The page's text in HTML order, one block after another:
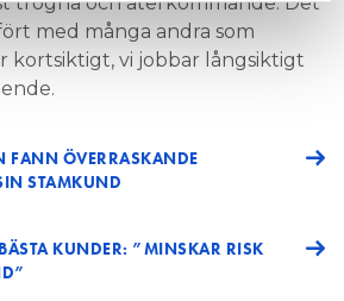
till Youtube och alla mediala
förskönas hur enkelt det är att
Det är nästan så att man
kan och känner en press att
men man ska tänka tvärtom.
något i trycksatta
blir det väldigt stora
med många andra som
kortsiktigt, vi jobbar långsiktigt
FANN ÖVERRASKANDE
STAMKUND
KUNDER: ”MINSKAR RISK